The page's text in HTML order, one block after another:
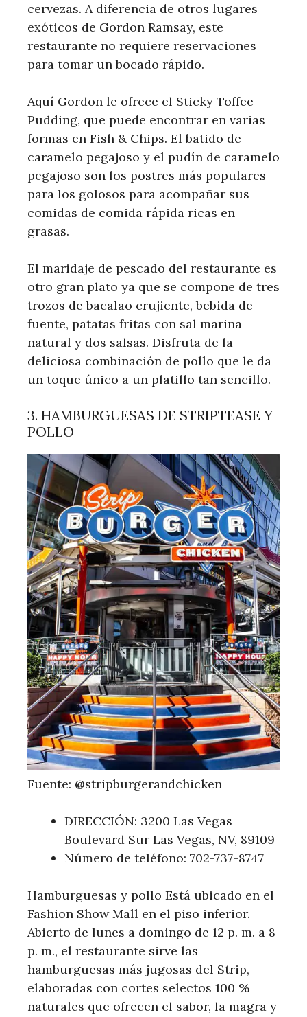
cervezas. A diferencia de otros lugares
exóticos de Gordon Ramsay, este
restaurante no requiere reservaciones
para tomar un bocado rápido.
Aquí Gordon le ofrece el Sticky Toffee
Pudding, que puede encontrar en varias
formas en Fish & Chips. El batido de
caramelo pegajoso y el pudín de caramelo
pegajoso son los postres más populares
para los golosos para acompañar sus
comidas de comida rápida ricas en
grasas.
El maridaje de pescado del restaurante es
otro gran plato ya que se compone de tres
trozos de bacalao crujiente, bebida de
fuente, patatas fritas con sal marina
natural y dos salsas. Disfruta de la
deliciosa combinación de pollo que le da
un toque único a un platillo tan sencillo.
3. HAMBURGUESAS DE STRIPTEASE Y
POLLO
Fuente: @stripburgerandchicken
DIRECCIÓN: 3200 Las Vegas
Boulevard Sur Las Vegas, NV, 89109
Número de teléfono: 702-737-8747
Hamburguesas y pollo Está ubicado en el
Fashion Show Mall en el piso inferior.
Abierto de lunes a domingo de 12 p. m. a 8
p. m., el restaurante sirve las
hamburguesas más jugosas del Strip,
elaboradas con cortes selectos 100 %
naturales que ofrecen el sabor, la magra y